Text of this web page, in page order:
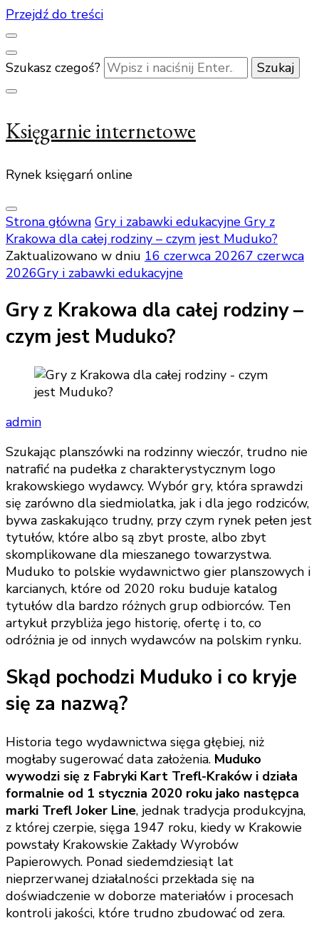
Przejdź do treści
Szukasz czegoś?
Księgarnie internetowe
Rynek księgarń online
Strona główna Gry i zabawki edukacyjne Gry z
Krakowa dla całej rodziny – czym jest Muduko?
Zaktualizowano w dniu 16 czerwca 20267 czerwca
2026Gry i zabawki edukacyjne
Gry z Krakowa dla całej rodziny –
czym jest Muduko?
admin
Szukając planszówki na rodzinny wieczór, trudno nie
natrafić na pudełka z charakterystycznym logo
krakowskiego wydawcy. Wybór gry, która sprawdzi
się zarówno dla siedmiolatka, jak i dla jego rodziców,
bywa zaskakująco trudny, przy czym rynek pełen jest
tytułów, które albo są zbyt proste, albo zbyt
skomplikowane dla mieszanego towarzystwa.
Muduko to polskie wydawnictwo gier planszowych i
karcianych, które od 2020 roku buduje katalog
tytułów dla bardzo różnych grup odbiorców. Ten
artykuł przybliża jego historię, ofertę i to, co
odróżnia je od innych wydawców na polskim rynku.
Skąd pochodzi Muduko i co kryje
się za nazwą?
Historia tego wydawnictwa sięga głębiej, niż
mogłaby sugerować data założenia. Muduko
wywodzi się z Fabryki Kart Trefl-Kraków i działa
formalnie od 1 stycznia 2020 roku jako następca
marki Trefl Joker Line, jednak tradycja produkcyjna,
z której czerpie, sięga 1947 roku, kiedy w Krakowie
powstały Krakowskie Zakłady Wyrobów
Papierowych. Ponad siedemdziesiąt lat
nieprzerwanej działalności przekłada się na
doświadczenie w doborze materiałów i procesach
kontroli jakości, które trudno zbudować od zera.